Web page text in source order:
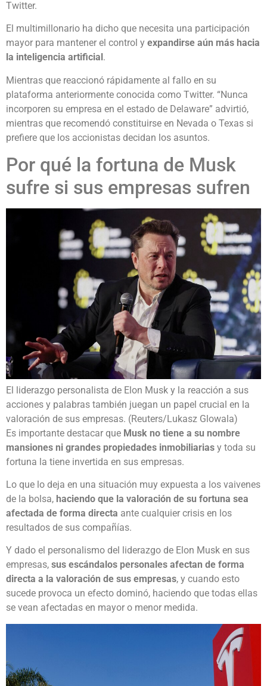
Twitter.
El multimillonario ha dicho que necesita una participación
mayor para mantener el control y expandirse aún más hacia
la inteligencia artificial .
Mientras que reaccionó rápidamente al fallo en su
plataforma anteriormente conocida como Twitter. “Nunca
incorporen su empresa en el estado de Delaware” advirtió,
mientras que recomendó constituirse en Nevada o Texas si
prefiere que los accionistas decidan los asuntos.
Por qué la fortuna de Musk
sufre si sus empresas sufren
El liderazgo personalista de Elon Musk y la reacción a sus
acciones y palabras también juegan un papel crucial en la
valoración de sus empresas. (Reuters/Lukasz Glowala)
Es importante destacar que Musk no tiene a su nombre
mansiones ni grandes propiedades inmobiliarias y toda su
fortuna la tiene invertida en sus empresas.
Lo que lo deja en una situación muy expuesta a los vaivenes
de la bolsa, haciendo que la valoración de su fortuna sea
afectada de forma directa ante cualquier crisis en los
resultados de sus compañías.
Y dado el personalismo del liderazgo de Elon Musk en sus
empresas, sus escándalos personales afectan de forma
directa a la valoración de sus empresas, y cuando esto
sucede provoca un efecto dominó, haciendo que todas ellas
se vean afectadas en mayor o menor medida.